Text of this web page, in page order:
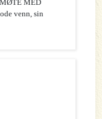
MED
venn, sin